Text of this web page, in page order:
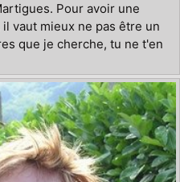
Pour avoir une
vaut mieux ne pas être un
que je cherche, tu ne t'en